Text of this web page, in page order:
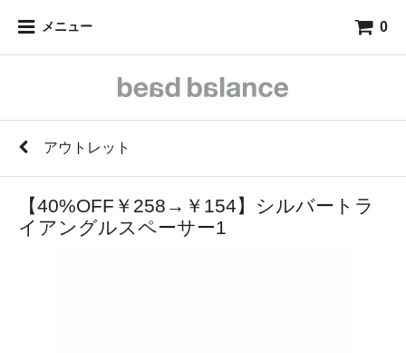
メニュー 0
アウトレット
【40%OFF￥258→￥154】シルバートラ
イアングルスペーサー1